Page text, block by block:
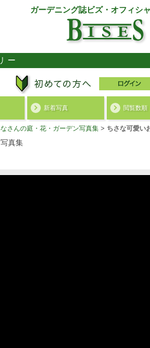
ガーデニング誌ビズ・オフィシ
ー
新着写真 閲覧数順
さんの庭・花・ガーデン写真集 > ちさな可愛い
真集